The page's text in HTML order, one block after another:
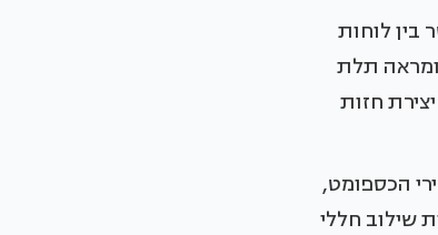
בין לוחות
ומראה תלת
חזות
הכספומט,
שילוב חללי